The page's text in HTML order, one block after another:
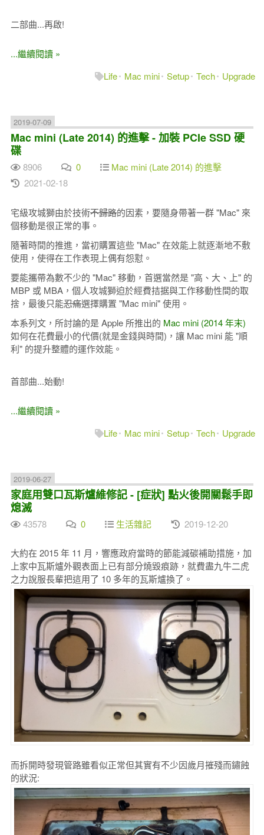
二部曲...再啟!
...繼續閱讀 »
Life
Mac mini Setup Tech Upgrade
2019-07-09
Mac mini (Late 2014) 的進擊 - 加裝 PCIe SSD 硬
碟
8906 0
Mac mini (Late 2014) 的進擊
2021-02-18
宅級攻城獅由於技術不歸路的因素，要隨身帶著一群 "Mac" 來
個移動是很正常的事。
隨著時間的推進，當初購置這些 "Mac" 在效能上就逐漸地不敷
使用，使得在工作表現上偶有怨懟。
要能攜帶為數不少的 "Mac" 移動，首選當然是 "高、大、上" 的
MBP 或 MBA，個人攻城獅迫於經費拮据與工作移動性間的取
捨，最後只能忍痛選擇購置 "Mac mini" 使用。
本系列文，所討論的是 Apple 所推出的 Mac mini (2014 年末)
如何在花費最小的代價(就是金錢與時間)，讓 Mac mini 能 "順
利" 的提升整體的運作效能。
首部曲...始動!
...繼續閱讀 »
Life
Mac mini Setup Tech Upgrade
2019-06-27
家庭用雙口瓦斯爐維修記 - [症狀] 點火後開關鬆手即
熄滅
43578 0 生活雜記 2019-12-20
大約在 2015 年 11 月，響應政府當時的節能減碳補助措施，加
上家中瓦斯爐外觀表面上已有部分燒毀痕跡，就費盡九牛二虎
之力說服長輩把這用了 10 多年的瓦斯爐換了。
而拆開時發現管路雖看似正常但其實有不少因歲月摧殘而鏽蝕
的狀況: